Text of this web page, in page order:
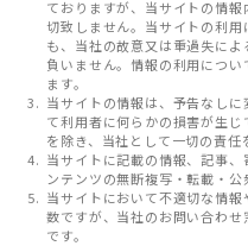
ておりますが、当サイトの情
切致しません。当サイトの利
も、当社の故意又は重過失に
負いません。情報の利用につ
ます。
当サイトの情報は、予告なし
て利用者に何らかの損害が生
を除き、当社として一切の責任
当サイトに記載の情報、記事
ンテンツの無断複写・転載・公
当サイトにおいて不適切な情
数ですが、当社のお問い合わ
です。